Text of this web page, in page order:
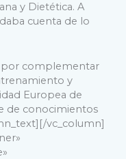
y Dietética. A
cuenta de lo
por complementar
y
Europea de
de conocimientos
vc_column]